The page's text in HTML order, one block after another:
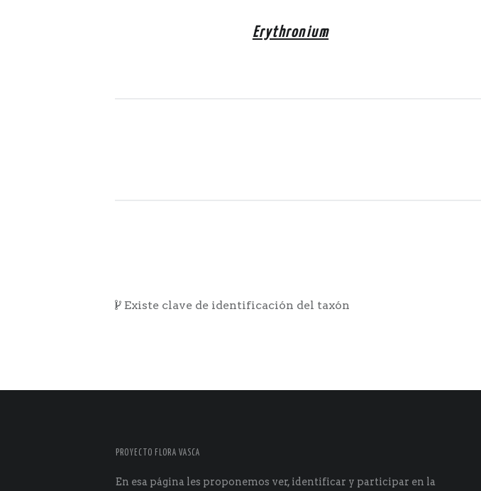
Erythronium
Existe clave de identificación del taxón
PROYECTO FLORA VASCA
En esa página les proponemos ver, identificar y participar en la